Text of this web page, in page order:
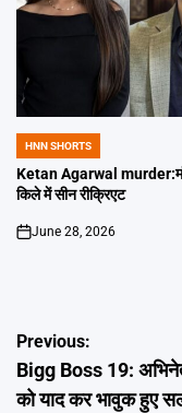
POSTED
IN
HNN SHORTS
Ketan Agarwal
किले में सीन रीक्रिएट
on
June 28, 2026
Post
navigation
Previous:
Bigg Boss 19:
को याद कर भावुक हुए